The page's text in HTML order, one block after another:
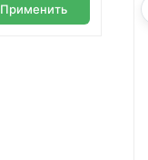
Применить